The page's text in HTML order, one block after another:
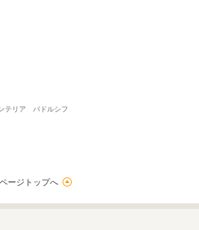
テリア パドルシフ
ページトップへ